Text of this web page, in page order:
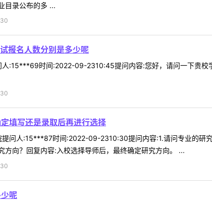
目录公布的多 ...
报名人数分别是多少呢
:15***69时间:2022-09-2310:45提问内容:您好，请问一下贵校
填写还是录取后再进行选择
问人:15***87时间:2022-09-2310:30提问内容:1.请问专业的研
方向？回复内容:入校选择导师后，最终确定研究方向。 ...
呢